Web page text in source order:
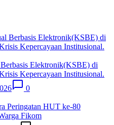
Elektronik(KSBE) di
Kepercayaan Institusional.
0
Peringatan HUT ke-80
Fikom